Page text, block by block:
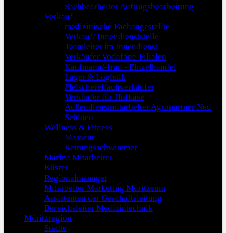
Sachbearbeiter Auftragsbearbeitung
Verkauf
medizinische Fachangestellte
Verkauf/ Innendienststelle
Teamleiter im Innendienst
Verkäufer Vodafone-Filialen
Kaufmann/-frau - Einzelhandel
Lager & Logistik
Fleischereifachverkäufer
Verkäufer für Hofkäse
Außendienstmitarbeiter Agropartner Neu
Schloen
Wellness & Fitness
Masseur
Rettungsschwimmer
Marina Mitarbeiter
Küster
Regionalmanager
Mitarbeiter Marketing Müritzeum
Assistenten der Geschäftsleitung
Bereichsleiter Medizintechnik
Müritzregion
Städte